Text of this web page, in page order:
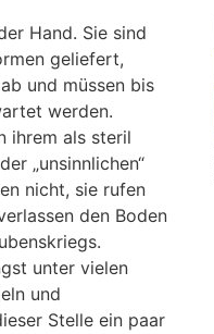
Hand. Sie sind
geliefert,
und müssen bis
werden.
ihrem als steril
„unsinnlichen“
nicht, sie rufen
den Boden
unter vielen
und
Stelle ein paar